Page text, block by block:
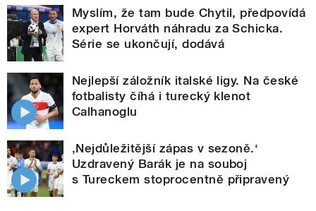
Myslím, že tam bude Chytil, předpovídá
expert Horváth náhradu za Schicka.
Série se ukončují, dodává
Nejlepší záložník italské ligy. Na české
fotbalisty číhá i turecký klenot
Calhanoglu
‚Nejdůležitější zápas v sezoně.‘
Uzdravený Barák je na souboj
s Tureckem stoprocentně připravený